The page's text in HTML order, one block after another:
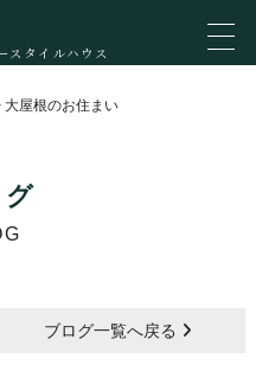
スタイルハウス
大屋根のお住まい
グ
ブログ一覧へ戻る